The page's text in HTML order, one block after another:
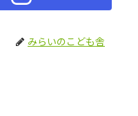
みらいのこども舎